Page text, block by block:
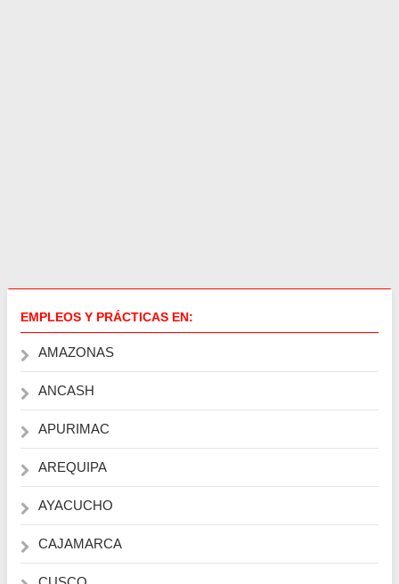
EMPLEOS Y PRÁCTICAS EN:
AMAZONAS
ANCASH
APURIMAC
AREQUIPA
AYACUCHO
CAJAMARCA